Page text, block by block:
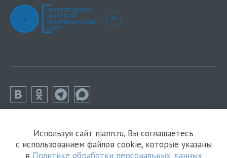
Используя сайт niann.ru, Вы соглашаетесь
с использованием файлов cookie, которые указаны
в Политике обработки персональных данных